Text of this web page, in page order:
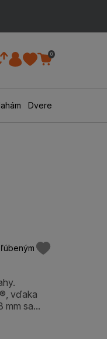
0
Dvere
vďaka
mm sa...